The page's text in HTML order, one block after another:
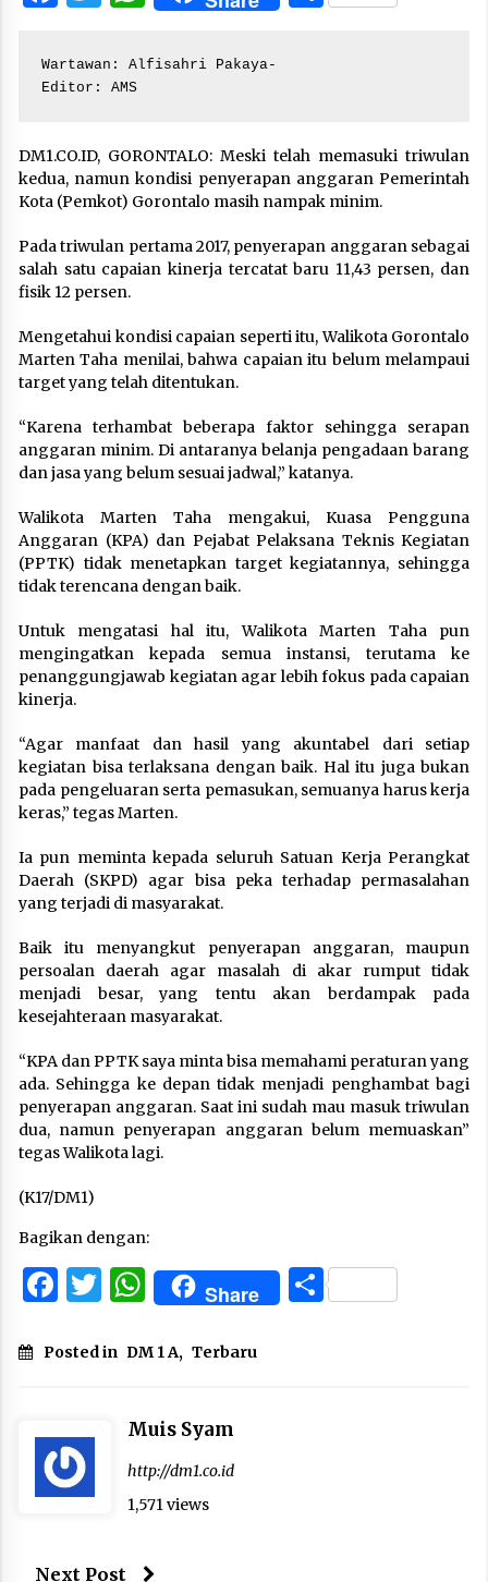
Wartawan: Alfisahri Pakaya-
Editor: AMS
DM1.CO.ID, GORONTALO: Meski telah memasuki triwulan
kedua, namun kondisi penyerapan anggaran Pemerintah
Kota (Pemkot) Gorontalo masih nampak minim.
Pada triwulan pertama 2017, penyerapan anggaran sebagai
salah satu capaian kinerja tercatat baru 11,43 persen, dan
fisik 12 persen.
Mengetahui kondisi capaian seperti itu, Walikota Gorontalo
Marten Taha menilai, bahwa capaian itu belum melampaui
target yang telah ditentukan.
“Karena terhambat beberapa faktor sehingga serapan
anggaran minim. Di antaranya belanja pengadaan barang
dan jasa yang belum sesuai jadwal,” katanya.
Walikota Marten Taha mengakui, Kuasa Pengguna
Anggaran (KPA) dan Pejabat Pelaksana Teknis Kegiatan
(PPTK) tidak menetapkan target kegiatannya, sehingga
tidak terencana dengan baik.
Untuk mengatasi hal itu, Walikota Marten Taha pun
mengingatkan kepada semua instansi, terutama ke
penanggungjawab kegiatan agar lebih fokus pada capaian
kinerja.
“Agar manfaat dan hasil yang akuntabel dari setiap
kegiatan bisa terlaksana dengan baik. Hal itu juga bukan
pada pengeluaran serta pemasukan, semuanya harus kerja
keras,” tegas Marten.
Ia pun meminta kepada seluruh Satuan Kerja Perangkat
Daerah (SKPD) agar bisa peka terhadap permasalahan
yang terjadi di masyarakat.
Baik itu menyangkut penyerapan anggaran, maupun
persoalan daerah agar masalah di akar rumput tidak
menjadi besar, yang tentu akan berdampak pada
kesejahteraan masyarakat.
“KPA dan PPTK saya minta bisa memahami peraturan yang
ada. Sehingga ke depan tidak menjadi penghambat bagi
penyerapan anggaran. Saat ini sudah mau masuk triwulan
dua, namun penyerapan anggaran belum memuaskan”
tegas Walikota lagi.
(K17/DM1)
Bagikan dengan:
Facebook
Twitter
WhatsApp
Share Share
Posted in DM 1 A, Terbaru
Muis Syam
http://dm1.co.id
1,571 views
Next Post